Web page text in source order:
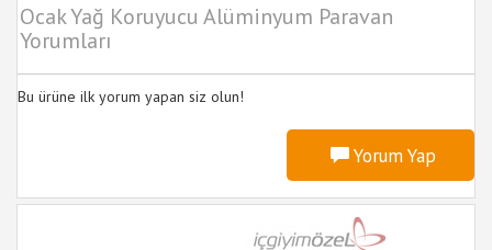
Ocak Yağ Koruyucu Alüminyum Paravan
Yorumları
Bu ürüne ilk yorum yapan siz olun!
Yorum Yap